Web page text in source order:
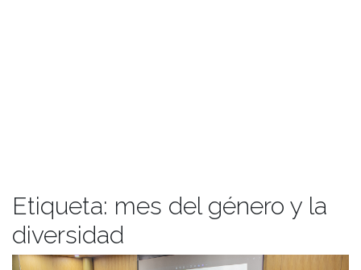
Etiqueta: mes del género y la
diversidad